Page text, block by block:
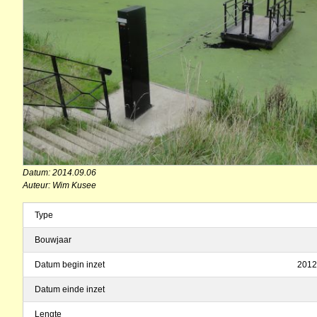
Datum: 2014.09.06
Auteur: Wim Kusee
Type
Bouwjaar
Datum begin inzet
Datum einde inzet
Lengte